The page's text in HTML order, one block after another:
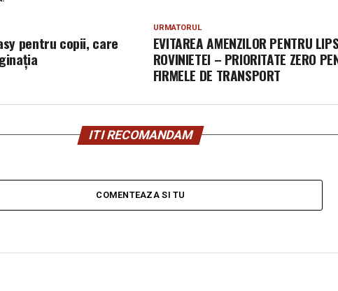
URMATORUL
EVITAREA AMENZILOR PENTRU
ROVINIETEI – PRIORITATE ZERO
FIRMELE DE TRANSPORT
pentru copii, care
ITI RECOMANDAM
COMENTEAZA SI TU